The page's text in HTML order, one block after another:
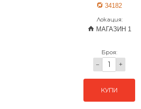
34182
Локация:
МАГАЗИН 1
Броя:
− +
КУПИ